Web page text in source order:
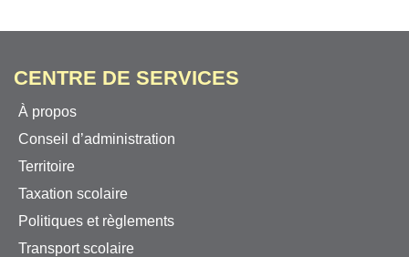
CENTRE DE SERVICES
À propos
Conseil d’administration
Territoire
Taxation scolaire
Politiques et règlements
Transport scolaire